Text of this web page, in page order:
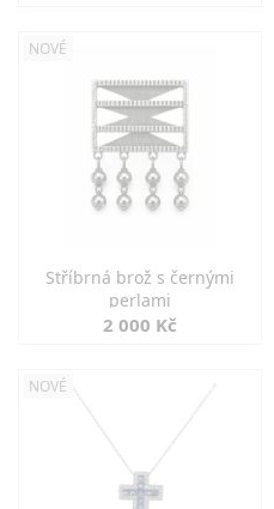
NOVÉ
Stříbrná brož s černými
perlami
2 000 Kč
NOVÉ